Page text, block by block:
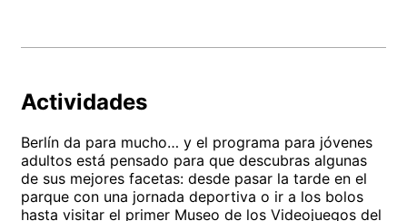
Actividades
Berlín da para mucho… y el programa para jóvenes
adultos está pensado para que descubras algunas
de sus mejores facetas: desde pasar la tarde en el
parque con una jornada deportiva o ir a los bolos
hasta visitar el primer Museo de los Videojuegos del